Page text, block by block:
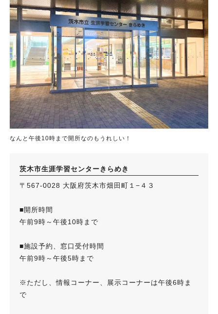
なんと午後10時まで開所なのもうれしい！
茨木市生涯学習センターきらめき
〒567-0028 大阪府茨木市畑田町１−４３
■開所時間
午前9時～午後10時まで
■施設予約、窓口受付時間
午前9時～午後5時まで
※ただし、情報コーナー、展示コーナーは午後6時ま
で